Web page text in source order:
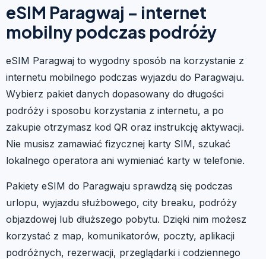
eSIM Paragwaj – internet
mobilny podczas podróży
eSIM Paragwaj to wygodny sposób na korzystanie z
internetu mobilnego podczas wyjazdu do Paragwaju.
Wybierz pakiet danych dopasowany do długości
podróży i sposobu korzystania z internetu, a po
zakupie otrzymasz kod QR oraz instrukcję aktywacji.
Nie musisz zamawiać fizycznej karty SIM, szukać
lokalnego operatora ani wymieniać karty w telefonie.
Pakiety eSIM do Paragwaju sprawdzą się podczas
urlopu, wyjazdu służbowego, city breaku, podróży
objazdowej lub dłuższego pobytu. Dzięki nim możesz
korzystać z map, komunikatorów, poczty, aplikacji
podróżnych, rezerwacji, przeglądarki i codziennego